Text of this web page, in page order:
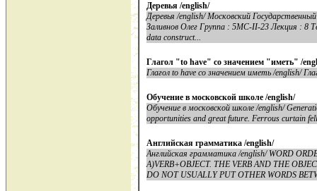
Деревья /english/
Деревья /english/ Московский
Заливнов Олег Группа : 5МС-II-23 Лекция : 8
data construct...
Глагол "to have" со значением "иметь" /
Глагол to have со значением иметь /english/
Обучение в московской школе /english/
Обучение в московской школе /english/
opportunities and great future. Ferrous curtain
Английская грамматика /english/
Английская грамматика /english/ WORD
A)VERB+OBJECT. THE VERB AND THE
DO NOT USUALLY PUT OTHER WORDS